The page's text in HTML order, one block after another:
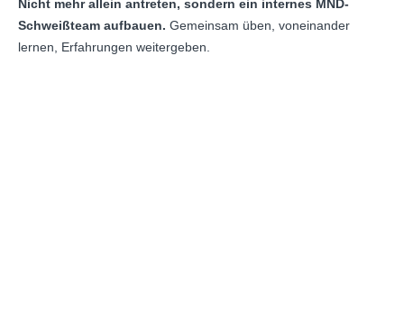
Nicht mehr allein antreten, sondern ein internes MND-
Schweißteam aufbauen. Gemeinsam üben, voneinander
lernen, Erfahrungen weitergeben.